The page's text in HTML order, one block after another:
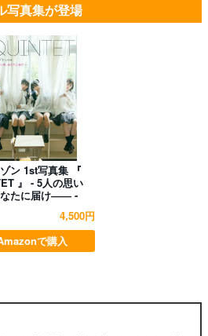
写真集が登場
ン 1st写真集 『
』 - 5人の思い
たに届け―― -
4,500円
で購入